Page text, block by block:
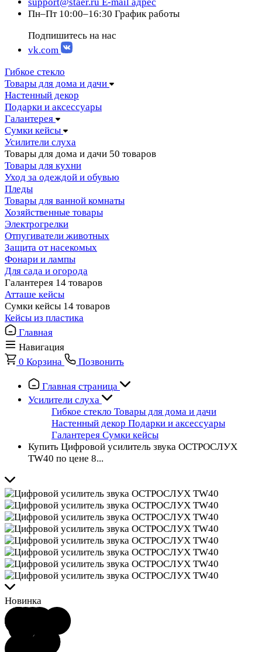
Пн–Пт 10:00–16:30 График работы
Подпишитесь на нас
vk.com
Гибкое стекло
Товары для дома и дачи
Настенный декор
Подарки и аксессуары
Галантерея
Сумки кейсы
Усилители слуха
Товары для дома и дачи 50 товаров
Товары для кухни
Уход за одеждой и обувью
Пледы
Товары для ванной комнаты
Хозяйственные товары
Электрогрелки
Отпугиватели животных
Защита от насекомых
Фонари и лампы
Для сада и огорода
Галантерея 14 товаров
Атташе кейсы
Сумки кейсы 14 товаров
Кейсы из пластика
Главная
Навигация
0 Корзина Позвонить
Главная страница
Усилители слуха
Гибкое стекло Товары для дома и дачи
Настенный декор Подарки и аксессуары
Галантерея Сумки кейсы
Купить Цифровой усилитель звука ОСТРОСЛУХ
TW40 по цене 8...
Новинка